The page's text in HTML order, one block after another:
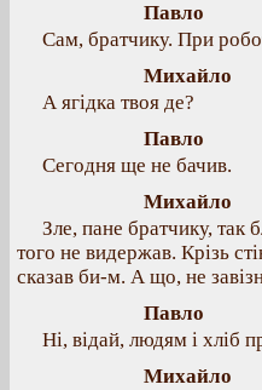
Павло
Сам, братчику. При
Михайло
А ягідка твоя де?
Павло
Сегодня ще не бачив.
Михайло
Зле, пане братчику, так
того не видержав. Крізь
сказав би-м. А що, не
Павло
Ні, відай, людям і хліб
Михайло